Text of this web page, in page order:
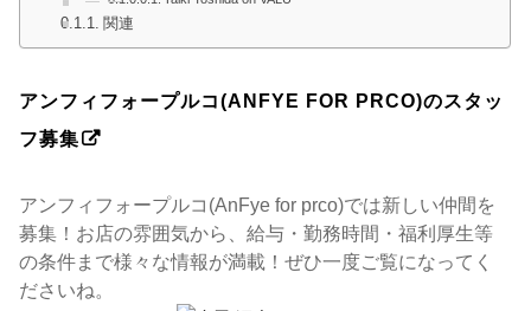
関連
アンフィフォープルコ(ANFYE FOR PRCO)のスタッ
フ募集
アンフィフォープルコ(AnFye for prco)では新しい仲間を
募集！お店の雰囲気から、給与・勤務時間・福利厚生等
の条件まで様々な情報が満載！ぜひ一度ご覧になってく
ださいね。